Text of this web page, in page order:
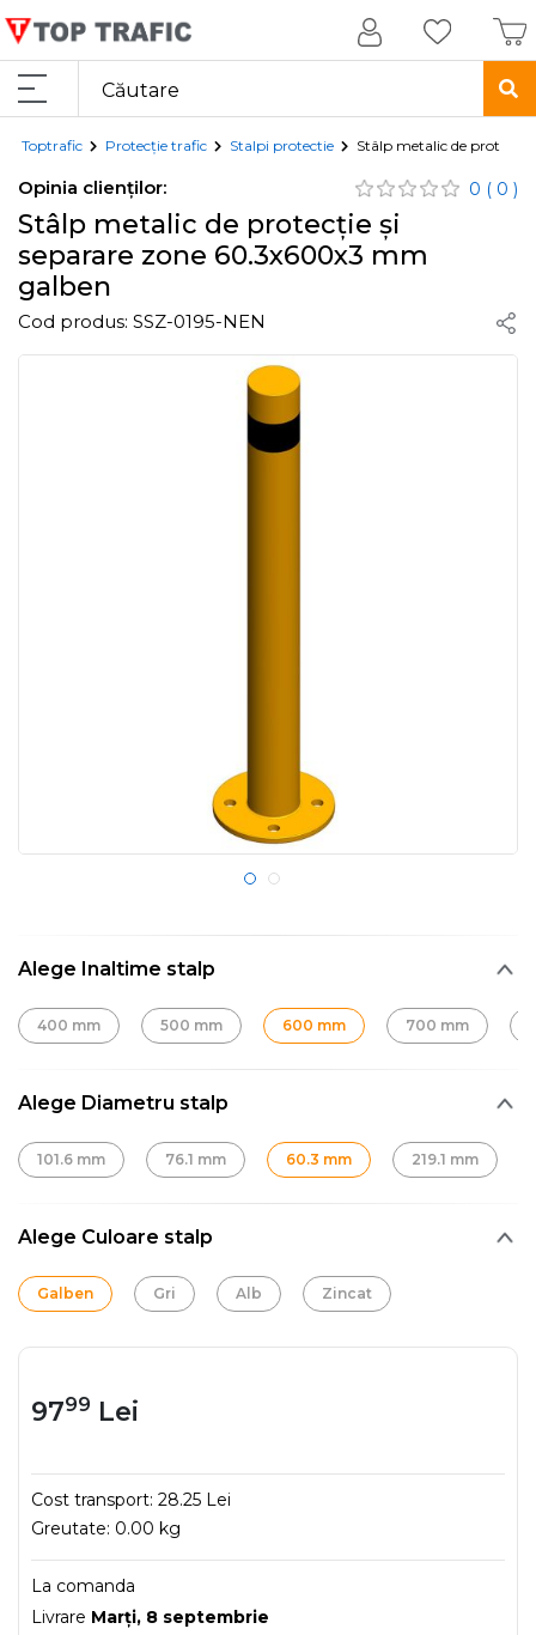
Toptrafic Protecție trafic Stalpi protectie Stâlp metalic de
Opinia clienților: 0 ( 0 )
Stâlp metalic de protecție și
separare zone 60.3x600x3 mm
galben
Cod produs: SSZ-0195-NEN
Alege Inaltime stalp
400 mm 500 mm 600 mm 700 mm
Alege Diametru stalp
101.6 mm 76.1 mm 60.3 mm 219.1 mm
Alege Culoare stalp
Galben Gri Alb Zincat
9799 Lei
Cost transport: 28.25 Lei
Greutate: 0.00 kg
La comanda
Livrare Marţi, 8 septembrie